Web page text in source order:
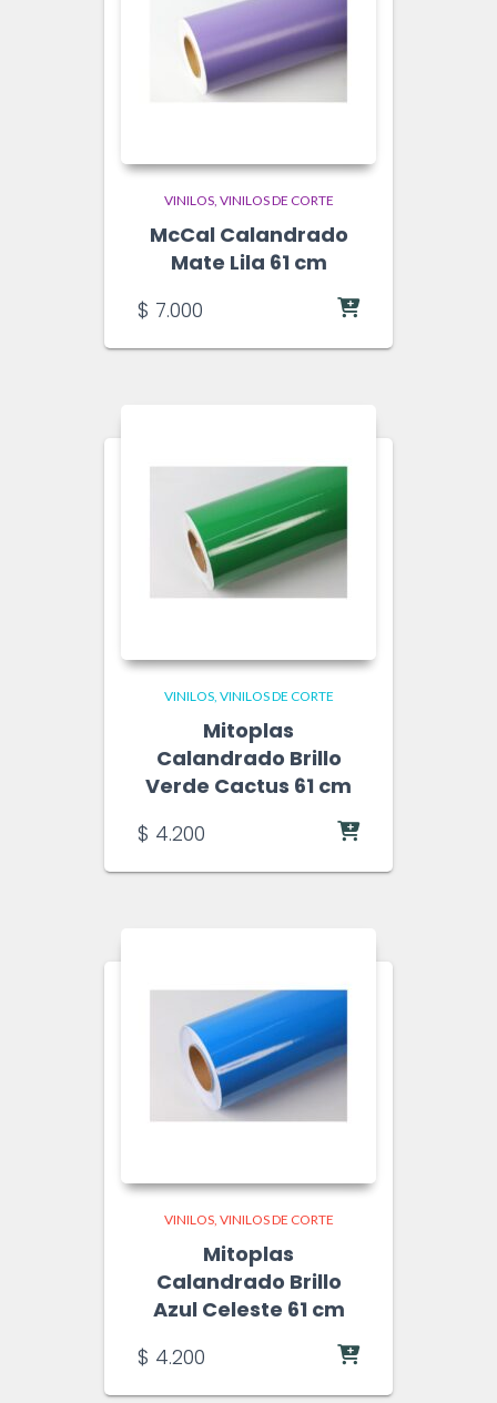
VINILOS VINILOS DE CORTE
McCal Calandrado
Mate Lila 61 cm
$ 7.000
VINILOS VINILOS DE CORTE
Mitoplas
Calandrado Brillo
Verde Cactus 61 cm
$ 4.200
VINILOS VINILOS DE CORTE
Mitoplas
Calandrado Brillo
Azul Celeste 61 cm
$ 4.200